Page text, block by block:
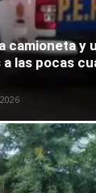
camioneta y
las pocas